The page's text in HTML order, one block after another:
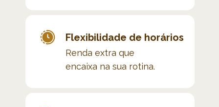
Flexibilidade de horários
Renda extra que
encaixa na sua rotina.